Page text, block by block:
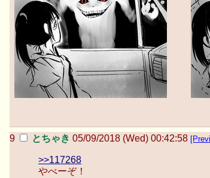
とちゃき 05/09/2018 (Wed) 00:42:58
>>117268
やべーぞ！